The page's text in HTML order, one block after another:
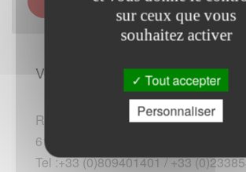
Vous rendre sur place :
Route d Alençon
61400 Saint-Langis-lès-Mortagne
Tel :+33 (0)809401401 / +33
sur ceux que vous
souhaitez activer
Tout accepter
Personnaliser